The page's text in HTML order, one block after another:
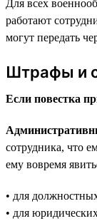
Для всех
работают
могут передать
Штрафы и
Если повестка
сотрудника, что
ему вовремя
• для
• для